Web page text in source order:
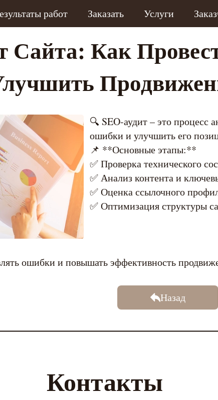
работ Заказать Услуги
Сайта: Как
🔍 SEO-аудит – это процесс
ошибки и улучшить его
📌 **Основные этапы:**
✅ Проверка технического
✅ Анализ контента и
✅ Оценка ссылочного
✅ Оптимизация структуры
ошибки и повышать эффективность
Назад
Контакты